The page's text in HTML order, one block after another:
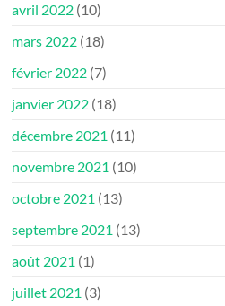
avril 2022 (10)
mars 2022 (18)
février 2022 (7)
janvier 2022 (18)
décembre 2021 (11)
novembre 2021 (10)
octobre 2021 (13)
septembre 2021 (13)
août 2021 (1)
juillet 2021 (3)